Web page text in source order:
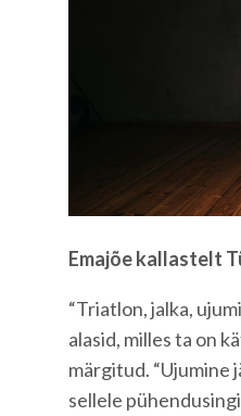
Emajõe kallastelt
“Triatlon, jalka,
alasid, milles ta on
märgitud. “Ujumine
sellele